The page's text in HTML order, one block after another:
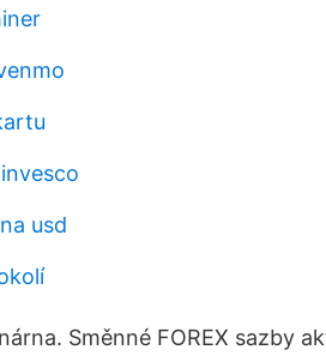
usd
Směnné FOREX sazby